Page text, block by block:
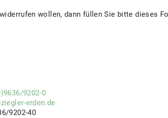
wollen, dann füllen Sie bitte dieses
9202-0
erden.de
9202-40